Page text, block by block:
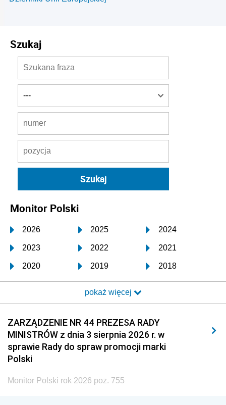
Szukaj
Monitor Polski
2026 2025 2024
2023 2022 2021
2020 2019 2018
2017 2016 2015
2014 2013 2012
2011 2010 2009
2008 2007 2006
2005
pokaż więcej
ZARZĄDZENIE NR 44 PREZESA RADY
MINISTRÓW z dnia 3 sierpnia 2026 r. w
sprawie Rady do spraw promocji marki
Polski
Monitor Polski rok 2026 poz. 755